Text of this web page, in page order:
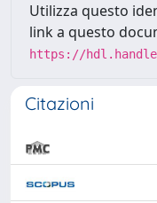
Utilizza questo
link a questo
https://
Citazioni